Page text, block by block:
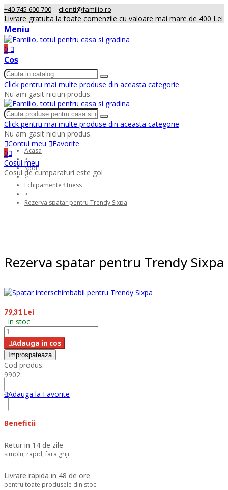
+40 745 600 700 clienti@familio.ro
Livrare gratuita la toate comenzile cu valoare mai mare de 400 Lei
Meniu
0
Cos
Click pentru mai multe produse din aceasta categorie
Nu am gasit niciun produs.
Click pentru mai multe produse din aceasta categorie
Nu am gasit niciun produs.
Contul meu
Favorite
0
Cosul meu
Cosul de cumparaturi este gol
Acasa
>
Sport
>
Echipamente fitness
>
Rezerva spatar pentru Trendy Sixpa
Rezerva spatar pentru Trendy Sixpa
79,31 Lei
in stoc
Adauga in cos
Cod produs:
9902
Adauga la Favorite
Beneficii
Retur in 14 de zile
simplu, rapid, fara griji
Livrare rapida in 48 de ore
pentru toate produsele din stoc